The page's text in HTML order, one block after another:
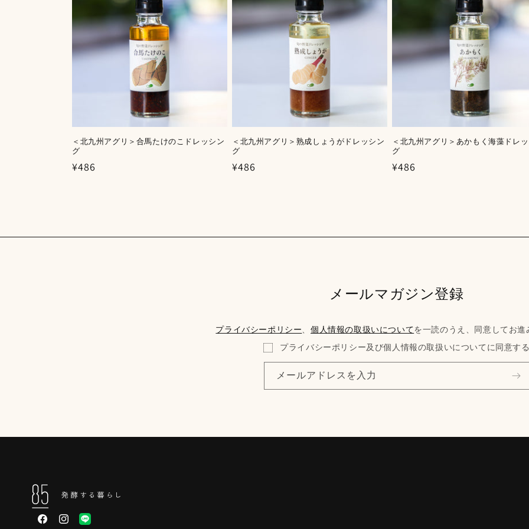
ョ
ン
:
＜北九州アグリ＞合馬たけのこドレッシン
グ
通
¥486
＜北九州アグリ＞熟成しょうがドレッシン
グ
通
¥486
＜北九州アグリ＞あかもく海藻ドレ
グ
通
¥486
メールマガジン登録
プライバシーポリシー、 個人情報の取扱いについてを一読のうえ、同意してお
プライバシーポリシー及び個人情報の取扱いについてに同意す
メールアドレスを入力
FacebookInstagram
LINE